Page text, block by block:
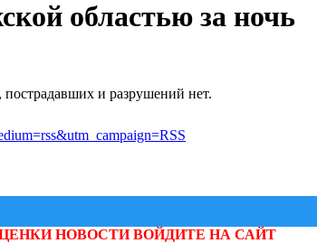
областью за ночь
и разрушений нет.
НОВОСТИ ВОЙДИТЕ НА САЙТ